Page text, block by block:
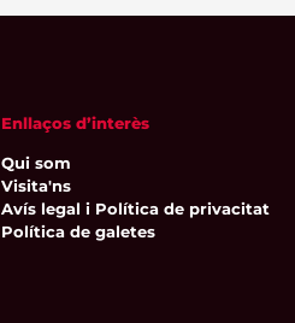
Enllaços d’interès
Qui som
Visita'ns
Avís legal i Política de privacitat
Política de galetes